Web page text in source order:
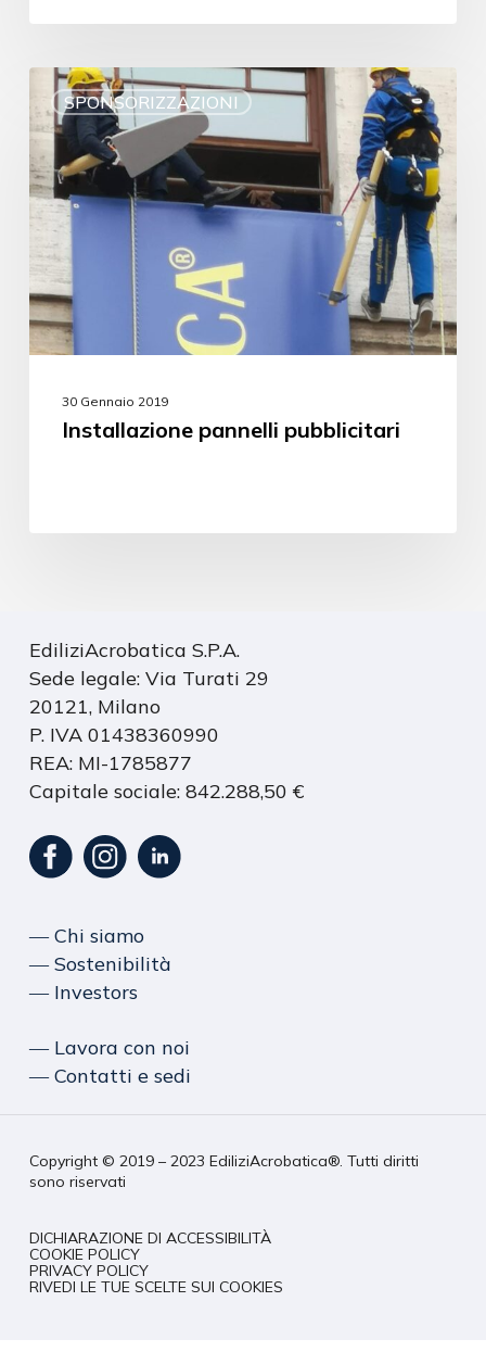
SPONSORIZZAZIONI
30 Gennaio 2019
Installazione pannelli pubblicitari
EdiliziAcrobatica S.P.A.
Sede legale: Via Turati 29
20121, Milano
P. IVA 01438360990
REA: MI-1785877
Capitale sociale: 842.288,50 €
― Chi siamo
― Sostenibilità
― Investors
― Lavora con noi
― Contatti e sedi
Copyright © 2019 – 2023 EdiliziAcrobatica®. Tutti diritti
sono riservati
DICHIARAZIONE DI ACCESSIBILITÀ
COOKIE POLICY
PRIVACY POLICY
RIVEDI LE TUE SCELTE SUI COOKIES